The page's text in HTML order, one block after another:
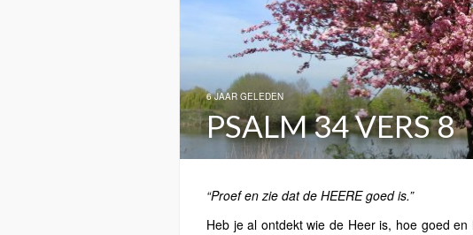
6 JAAR GELEDEN
PSALM 34 VERS 8
“Proef en zie dat de HEERE goed is.”
Heb je al ontdekt wie de Heer is, hoe goed